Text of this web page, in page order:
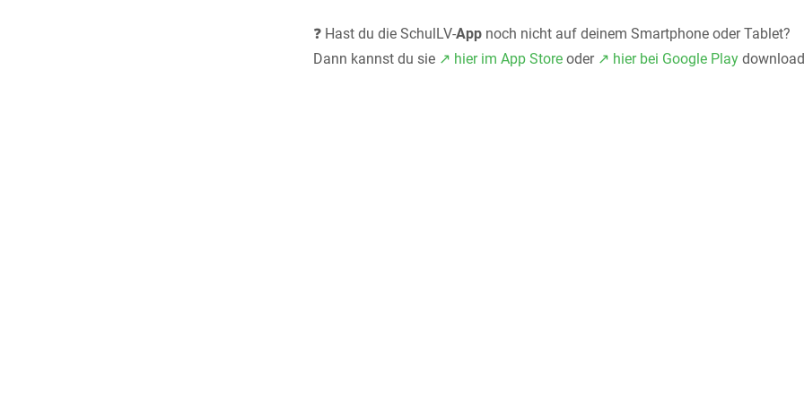
❓ Hast du die SchulLV-App noch nicht auf deinem Smartphone oder Tablet?
Dann kannst du sie ↗️ hier im App Store oder ↗️ hier bei Google Play